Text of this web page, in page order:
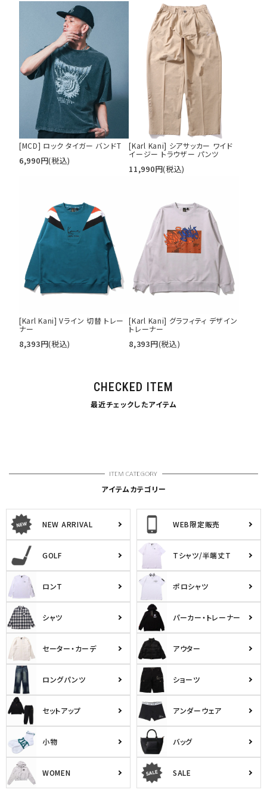
[MCD] ロック タイガー バンドT
6,990円(税込)
[Karl Kani] シアサッカー ワイド
イージー トラウザー パンツ
11,990円(税込)
[Karl Kani] Vライン 切替 トレー
ナー
8,393円(税込)
[Karl Kani] グラフィティ デザイン
トレーナー
8,393円(税込)
CHECKED ITEM
最近チェックしたアイテム
アイテムカテゴリー
NEW ARRIVAL WEB限定販売
GOLF Tシャツ/半端丈T
ロンT ポロシャツ
シャツ パーカー・トレーナー
セーター・カーデ アウター
ロングパンツ ショーツ
セットアップ アンダーウェア
小物 バッグ
WOMEN SALE